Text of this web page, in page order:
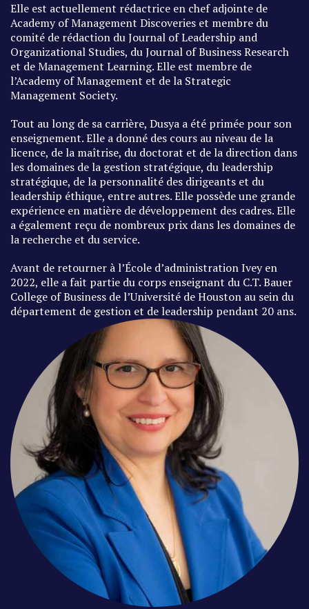
Elle est actuellement rédactrice en chef adjointe de
Academy of Management Discoveries et membre du
comité de rédaction du Journal of Leadership and
Organizational Studies, du Journal of Business Research
et de Management Learning. Elle est membre de
l’Academy of Management et de la Strategic
Management Society.
Tout au long de sa carrière, Dusya a été primée pour son
enseignement. Elle a donné des cours au niveau de la
licence, de la maîtrise, du doctorat et de la direction dans
les domaines de la gestion stratégique, du leadership
stratégique, de la personnalité des dirigeants et du
leadership éthique, entre autres. Elle possède une grande
expérience en matière de développement des cadres. Elle
a également reçu de nombreux prix dans les domaines de
la recherche et du service.
Avant de retourner à l’École d’administration Ivey en
2022, elle a fait partie du corps enseignant du C.T. Bauer
College of Business de l’Université de Houston au sein du
département de gestion et de leadership pendant 20 ans.